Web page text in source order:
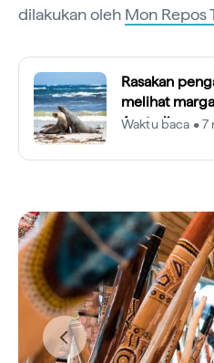
dilakukan oleh Mon Repos
Rasakan
melihat
Australia
Waktu baca • 7